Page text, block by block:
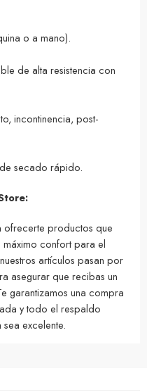
o a mano).
de alta resistencia con
incontinencia, post-
secado rápido.
ofrecerte productos que
confort para el
artículos pasan por
asegurar que recibas un
garantizamos una compra
y todo el respaldo
excelente.